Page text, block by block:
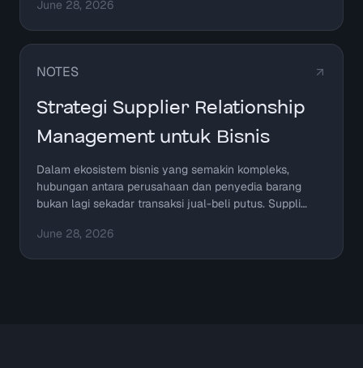
June 28, 2026
NOTES
Strategi Supplier Relationship
Management untuk Bisnis
Dalam ekosistem bisnis yang semakin kompleks,
hubungan antara perusahaan dan penyedia barang
bukan lagi sekadar transaksi jual-beli putus. Suppli…
June 28, 2026